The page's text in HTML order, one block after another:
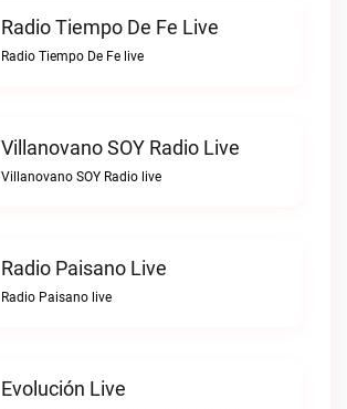
Radio Tiempo De Fe Live
Radio Tiempo De Fe live
Villanovano SOY Radio Live
Villanovano SOY Radio live
Radio Paisano Live
Radio Paisano live
Evolución Live